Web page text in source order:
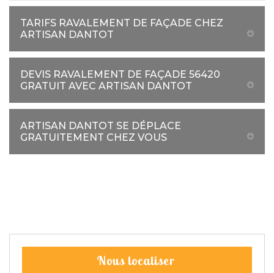
TARIFS RAVALEMENT DE FAÇADE CHEZ
ARTISAN DANTOT
DEVIS RAVALEMENT DE FAÇADE 56420
GRATUIT AVEC ARTISAN DANTOT
ARTISAN DANTOT SE DÉPLACE
GRATUITEMENT CHEZ VOUS
Nous localiser